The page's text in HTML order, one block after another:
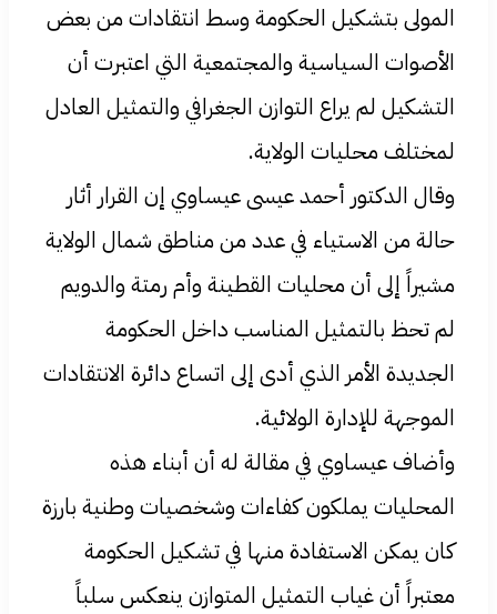
المولى بتشكيل الحكومة وسط انتقادات من بعض
الأصوات السياسية والمجتمعية التي اعتبرت أن
التشكيل لم يراع التوازن الجغرافي والتمثيل العادل
لمختلف محليات الولاية.
وقال الدكتور أحمد عيسى عيساوي إن القرار أثار
حالة من الاستياء في عدد من مناطق شمال الولاية
مشيراً إلى أن محليات القطينة وأم رمتة والدويم
لم تحظ بالتمثيل المناسب داخل الحكومة
الجديدة الأمر الذي أدى إلى اتساع دائرة الانتقادات
الموجهة للإدارة الولائية.
وأضاف عيساوي في مقالة له أن أبناء هذه
المحليات يملكون كفاءات وشخصيات وطنية بارزة
كان يمكن الاستفادة منها في تشكيل الحكومة
معتبراً أن غياب التمثيل المتوازن ينعكس سلباً